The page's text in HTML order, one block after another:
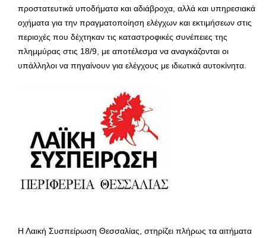
προστατευτικά υποδήματα και αδιάβροχα, αλλά και υπηρεσιακά
οχήματα για την πραγματοποίηση ελέγχων και εκτιμήσεων στις
περιοχές που δέχτηκαν τις καταστροφικές συνέπειες της
πλημμύρας στις 18/9, με αποτέλεσμα να αναγκάζονται οι
υπάλληλοι να πηγαίνουν για ελέγχους με ιδιωτικά αυτοκίνητα.
Η Λαική Συσπείρωση Θεσσαλίας, στηρίζει πλήρως τα αιτήματα